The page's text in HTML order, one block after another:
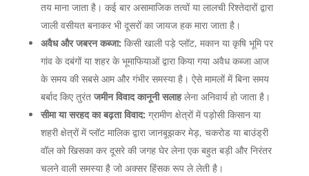
तय माना जाता है। कई बार असामाजिक तत्वों या लालची रिश्तेदारों द्वारा
जाली वसीयत बनाकर भी दूसरों का जायज हक मारा जाता है।
अवैध और जबरन कब्जा: किसी खाली पड़े प्लॉट, मकान या कृषि भूमि पर
गांव के दबंगों या शहर के भूमाफियाओं द्वारा किया गया अवैध कब्जा आज
के समय की सबसे आम और गंभीर समस्या है। ऐसे मामलों में बिना समय
बर्बाद किए तुरंत जमीन विवाद कानूनी सलाहलेना अनिवार्य हो जाता है।
सीमा या सरहद का बढ़ता विवाद: ग्रामीण क्षेत्रों में पड़ोसी किसान या
शहरी क्षेत्रों में प्लॉट मालिक द्वारा जानबूझकर मेड़, चकरोड या बाउंड्री
वॉल को खिसका कर दूसरे की जगह घेर लेना एक बहुत बड़ी और निरंतर
चलने वाली समस्या है जो अक्सर हिंसक रूप ले लेती है।